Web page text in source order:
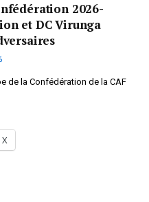
2026-
et DC Virunga
de la Confédération de la CAF
X